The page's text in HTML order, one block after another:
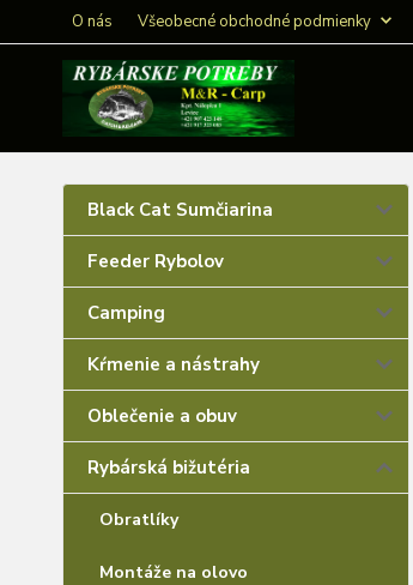
O nás Všeobecné obchodné podmienky
Black Cat Sumčiarina
Feeder Rybolov
Camping
Kŕmenie a nástrahy
Oblečenie a obuv
Rybárská bižutéria
Obratlíky
Montáže na olovo